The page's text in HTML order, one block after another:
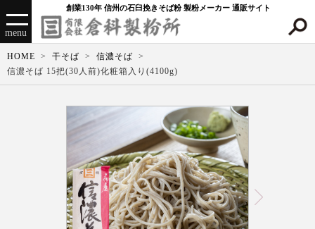
創業130年 信州の石臼挽きそば粉 製粉メーカー 通販サイト
menu
HOME 干そば
信濃そば
信濃そば 15把(30人前)化粧箱入り(4100g)